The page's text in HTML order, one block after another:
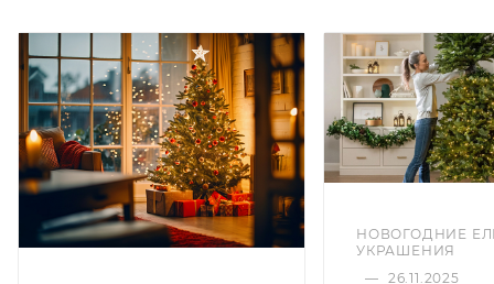
НОВОГОДНИЕ
УКРАШЕНИЯ
— 26.11.2025